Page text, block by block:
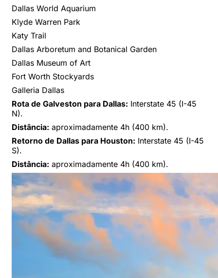
Dallas World Aquarium
Klyde Warren Park
Katy Trail
Dallas Arboretum and Botanical Garden
Dallas Museum of Art
Fort Worth Stockyards
Galleria Dallas
Rota de Galveston para Dallas: Interstate 45 (I-45
N).
Distância: aproximadamente 4h (400 km).
Retorno de Dallas para Houston: Interstate 45 (I-45
S).
Distância: aproximadamente 4h (400 km).